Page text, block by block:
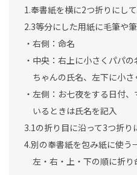
1.奉書紙を横に2つ折りにし
2.3等分にした用紙に毛筆や
・右側：命名
・中央：右上に小さくパパ
ちゃんの氏名、左下に小
・左側：お七夜をする日付
いるときは氏名を記入
3.1の折り目に沿って3つ折り
4.別の奉書紙を包み紙に使う
左・右・上・下の順に折り